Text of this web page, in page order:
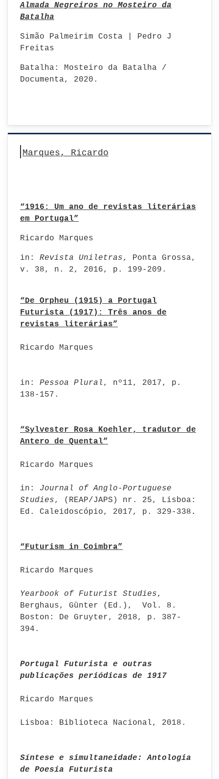
Almada Negreiros no Mosteiro da
Batalha
Simão Palmeirim Costa | Pedro J
Freitas
Batalha: Mosteiro da Batalha /
Documenta, 2020.
Marques, Ricardo
“1916: Um ano de revistas literárias
em Portugal”
Ricardo Marques
in: Revista Uniletras, Ponta Grossa,
v. 38, n. 2, 2016, p. 199-209.
“De Orpheu (1915) a Portugal
Futurista (1917): Três anos de
revistas literárias”
Ricardo Marques
in: Pessoa Plural , nº11, 2017, p.
138-157.
“Sylvester Rosa Koehler, tradutor de
Antero de Quental”
Ricardo Marques
in: Journal of Anglo-Portuguese
Studies, (REAP/JAPS) nr. 25, Lisboa:
Ed. Caleidoscópio, 2017, p. 329-338 .
“Futurism in Coimbra”
Ricardo Marques
Yearbook of Futurist Studies,
Berghaus, Günter (Ed.), Vol. 8.
Boston: De Gruyter, 2018, p. 387-
394.
Portugal Futurista e outras
publicações periódicas de 1917
Ricardo Marques
Lisboa: Biblioteca Nacional, 2018.
Síntese e simultaneidade: Antologia
de Poesia Futurista